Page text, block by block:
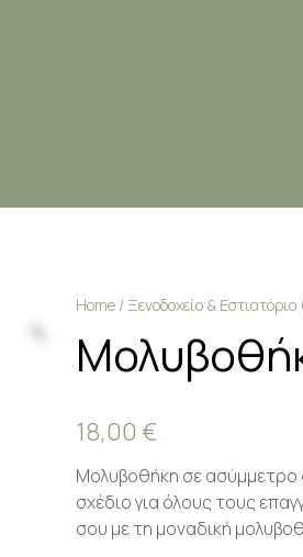
Home / Ξενοδοχείο &
18,00 €
Μολυβοθήκη σε ασύμμετρο
σχέδιο για όλους τους
σου με τη μοναδική